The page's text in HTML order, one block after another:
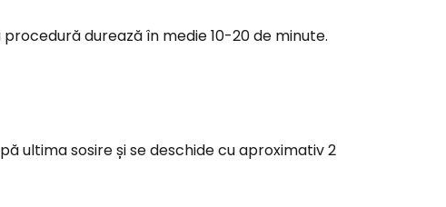
durează în medie 10-20 de minute.
ultima sosire și se deschide cu aproximativ 2